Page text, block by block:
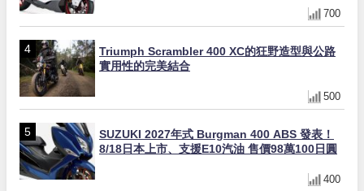
700
Triumph Scrambler 400 XC的狂野造型與公路
實用性的完美結合
500
SUZUKI 2027年式 Burgman 400 ABS 發表！
8/18日本上市、支援E10汽油 售價98萬100日圓
400